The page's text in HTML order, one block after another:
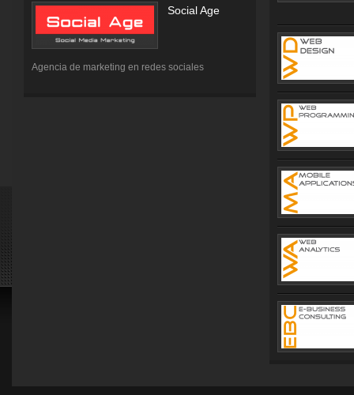
Social Age
Agencia de marketing en redes sociales